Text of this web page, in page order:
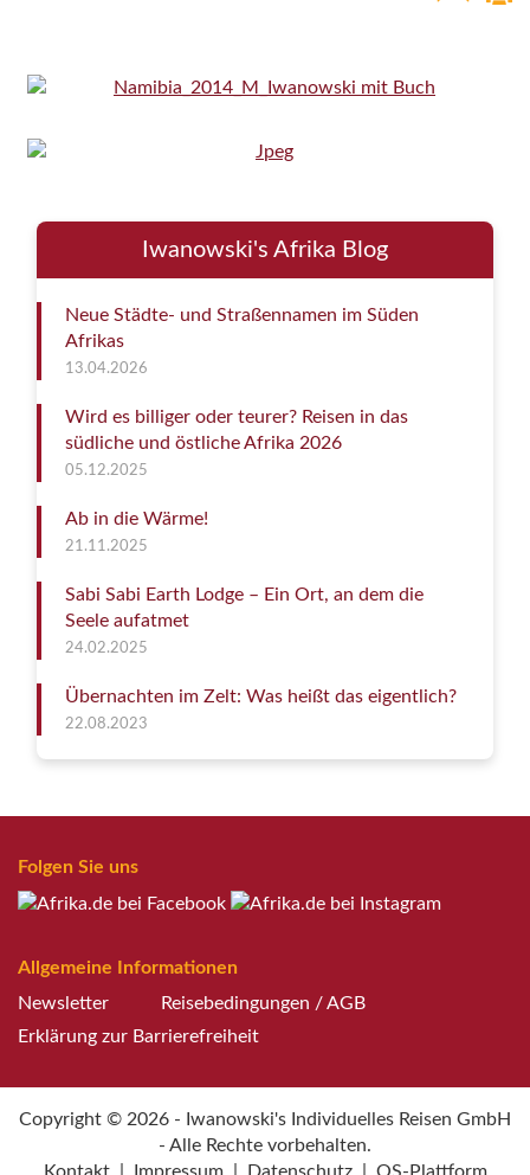
Iwanowski's Afrika Blog
Neue Städte- und Straßennamen im Süden
Afrikas
13.04.2026
Wird es billiger oder teurer? Reisen in das
südliche und östliche Afrika 2026
05.12.2025
Ab in die Wärme!
21.11.2025
Sabi Sabi Earth Lodge – Ein Ort, an dem die
Seele aufatmet
24.02.2025
Übernachten im Zelt: Was heißt das eigentlich?
22.08.2023
Folgen Sie uns
Allgemeine Informationen
Newsletter
Reisebedingungen / AGB
Erklärung zur Barrierefreiheit
Copyright © 2026 - Iwanowski's Individuelles Reisen GmbH
- Alle Rechte vorbehalten.